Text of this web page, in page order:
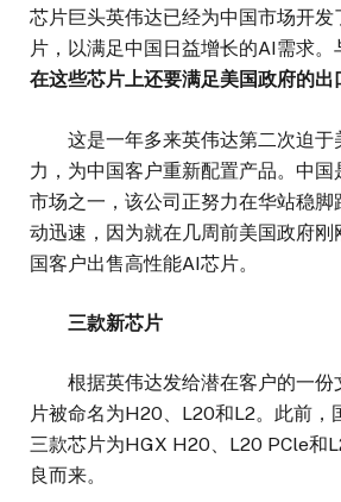
芯片巨头英伟达已经为中国市场开发
片，以满足中国日益增长的AI需求。
在这些芯片上还要满足美国政府的出
这是一年多来英伟达第二次迫于
力，为中国客户重新配置产品。中
市场之一，该公司正努力在华站稳脚
动迅速，因为就在几周前美国政府刚
国客户出售高性能AI芯片。
三款新芯片
根据英伟达发给潜在客户的一份
片被命名为H20、L20和L2。此前，
三款芯片为HGX H20、L20 PCle和
良而来。